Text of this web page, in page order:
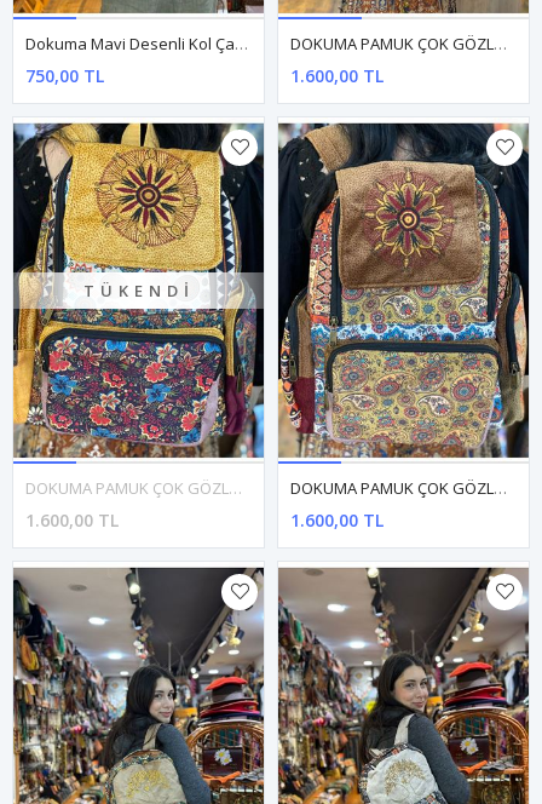
Dokuma Mavi Desenli Kol Çantası
750,00 TL
DOKUMA PAMUK ÇOK GÖZLÜ SIRT ÇANTASI
1.600,00 TL
TÜKENDI
DOKUMA PAMUK ÇOK GÖZLÜ SIRT ÇANTASI
1.600,00 TL
DOKUMA PAMUK ÇOK GÖZLÜ SIRT ÇANTASI
1.600,00 TL